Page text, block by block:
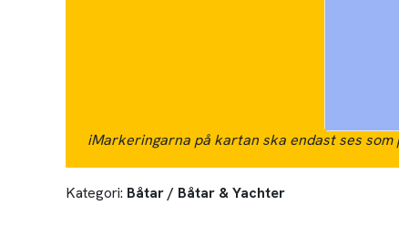
iMarkeringarna på kartan ska endast ses
Kategori: Båtar / Båtar & Yachter